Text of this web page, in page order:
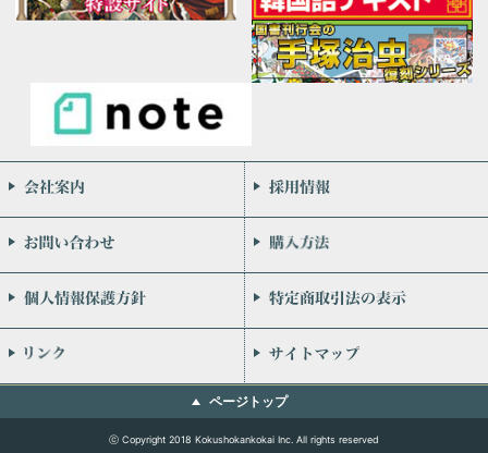
会社案内
お問い合わせ
個人情報保護方針
リンク
ページトップ
ⓒ Copyright 2018 Kokushokankokai Inc. All rights reserved